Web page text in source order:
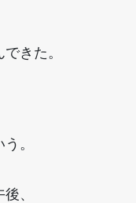
きた。
。
、